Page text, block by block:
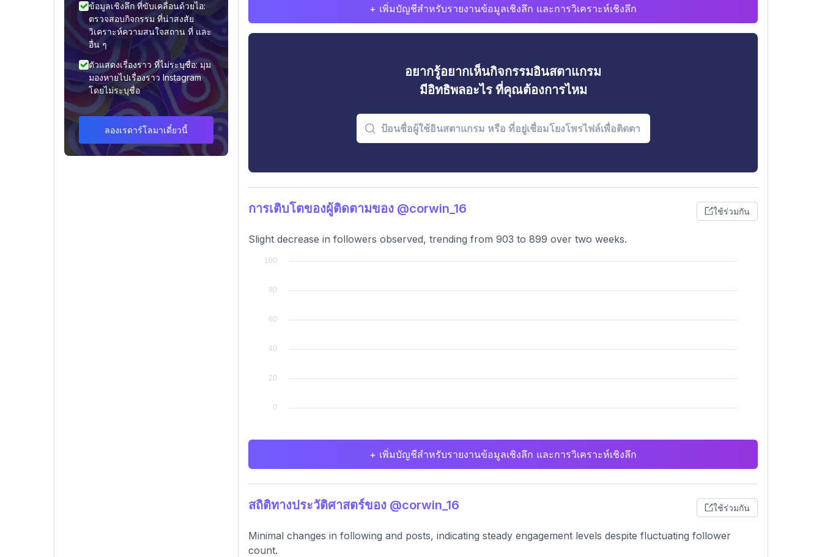
ข้อมูลเชิงลึก ที่ขับเคลื่อนด้วยไอ:
ตรวจสอบกิจกรรม ที่น่าสงสัย
วิเคราะห์ความสนใจสถาน ที่ และ
อื่น ๆ
ตัวแสดงเรื่องราว ที่ไม่ระบุชื่อ: มุม
มองหายไปเรื่องราว Instagram
โดยไม่ระบุชื่อ
ลองเรดาร์โลมาเดี๋ยวนี้
+ เพิ่มบัญชีสำหรับรายงานข้อมูลเชิงลึก และการวิเคราะห์เชิงลึก
อยากรู้อยากเห็นกิจกรรมอินสตาแกรม
มีอิทธิพลอะไร ที่คุณต้องการไหม
การเติบโตของผู้ติดตามของ @corwin_16 ใช้ร่วมกัน
Slight decrease in followers observed, trending from 903 to 899 over two weeks.
+ เพิ่มบัญชีสำหรับรายงานข้อมูลเชิงลึก และการวิเคราะห์เชิงลึก
สถิติทางประวัติศาสตร์ของ @corwin_16 ใช้ร่วมกัน
Minimal changes in following and posts, indicating steady engagement levels despite fluctuating follower
count.